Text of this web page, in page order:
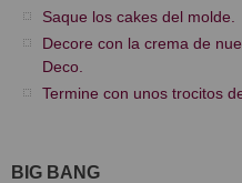
Saque los cakes del molde.
Decore con la crema de
Deco.
Termine con unos trocitos
BIG BANG